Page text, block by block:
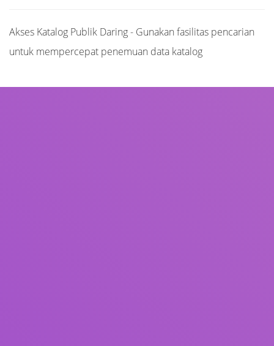
Akses Katalog Publik Daring - Gunakan fasilitas pencarian
untuk mempercepat penemuan data katalog